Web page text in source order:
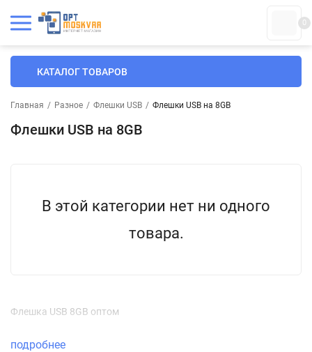
0
КАТАЛОГ ТОВАРОВ
Главная / Разное / Флешки USB / Флешки USB на 8GB
Флешки USB на 8GB
В этой категории нет ни одного
товара.
Флешка USB 8GB оптом
подробнее